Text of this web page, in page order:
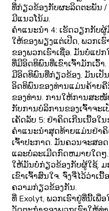
ທີ່ກ່ຽວຂ້ອງກັບຜະລິດຕະພັນ
ມີແນວໂນ້ມ.
ຄໍາແນະນໍາ 4: ເຮັດວຽກກັບ
ໃຫ້ຂອງພຽງແຕ່ເປີດ, ພວກເ
ຂອງພວກເຮົາເຊື່ອ. ມັນບໍ່ແປ
ທີ່ມີອິດທິພົນທີ່ເຂົາເຈົ້າມັກເ
ມີອິດທິພົນທີ່ກ່ຽວຂ້ອງ. ມັນເ
ອິດທິພົນຂອງທ່ານແມ່ນຄ້າຍ
ຂອງທ່ານ. ການໃຫ້ການສະ
ກັບການບໍລິການຂອງເຈົ້າຈະ
ເຄັດລັບ 5: ຢ່າຄິດເກີນເນື້ອໃນ
ຄໍາແນະນໍາສຸດທ້າຍແມ່ນຢ່າ
ເຈົ້າປະກາດ. ມັນຄວນຈະສອ
ແລະບໍ່ລະເມີດກົດຫມາຍໃດໆ
ໃຫ້ມັນບໍ່ກ່ຽວຂ້ອງກັບຜູ້ໃຊ້.
ເຂົາເຈົ້າສົນໃຈ. ຈົ່ງຈື່ໄວ້ວ່າເ
ຄວາມກ່ຽວຂ້ອງກັນ.
ທີ່ Exolyt, ພວກເຮົາຢູ່ທີ່ນີ້ເພື່